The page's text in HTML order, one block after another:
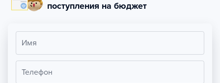
поступления на бюджет
Имя
Телефон